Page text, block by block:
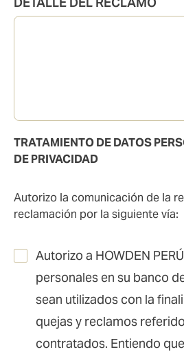
TRATAMIENTO DE DATOS
DE PRIVACIDAD
Autorizo la comunicación de la
reclamación por la siguiente vía:
Autorizo a HOWDEN
personales en su banco
sean utilizados con la
quejas y reclamos
contratados. Entiendo